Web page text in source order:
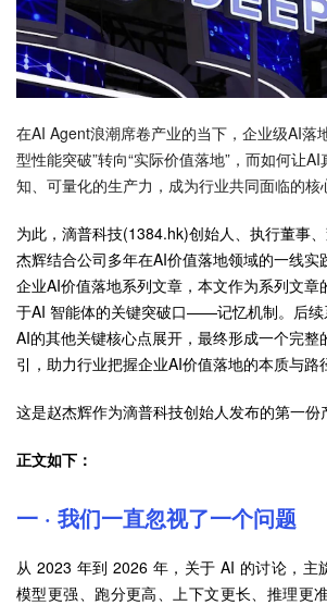
在AI Agent浪潮席卷产业的当下，企业级AI落
型性能突破”转向“实际价值落地”，而如何让
知、可量化的生产力，成为行业共同面临的核
为此，滴普科技(1384.hk)创始人、执行董事
杰辉结合公司多年在AI价值落地领域的一线实
企业AI价值落地系列文章，本文作为系列文章
于AI 智能体的关键突破口——记忆机制。后续
AI的其他关键核心点展开，最终形成一个完整
引，助力行业把握企业AI价值落地的本质与路
这是赵杰辉作为滴普科技创始人发布的第一份
正文如下：
一 · 我们一直忽视了一个问题
从 2023 年到 2026 年，关于 AI 的讨论，
模型更强、跑分更高、上下文更长、推理更